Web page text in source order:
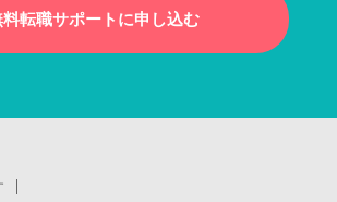
転職サポートに申し込む